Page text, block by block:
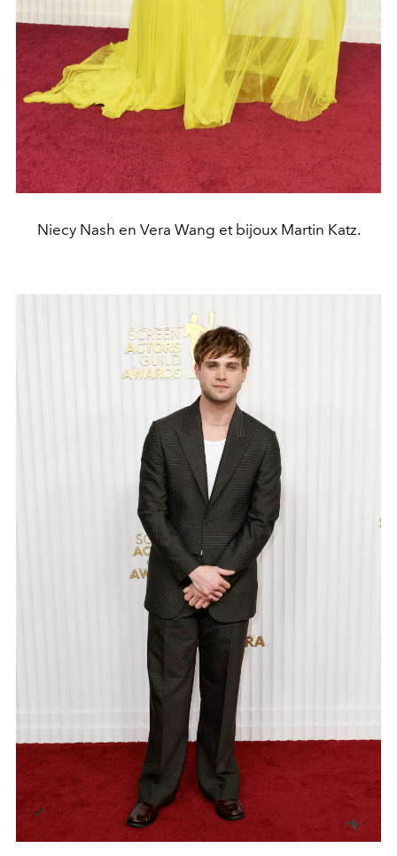
Niecy Nash en Vera Wang et bijoux Martin Katz.